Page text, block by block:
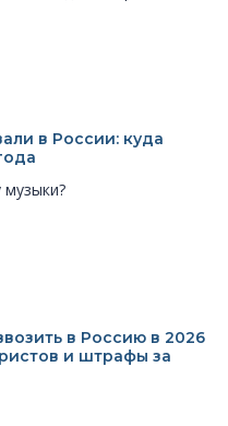
в России: куда
в Россию в 2026
и штрафы за